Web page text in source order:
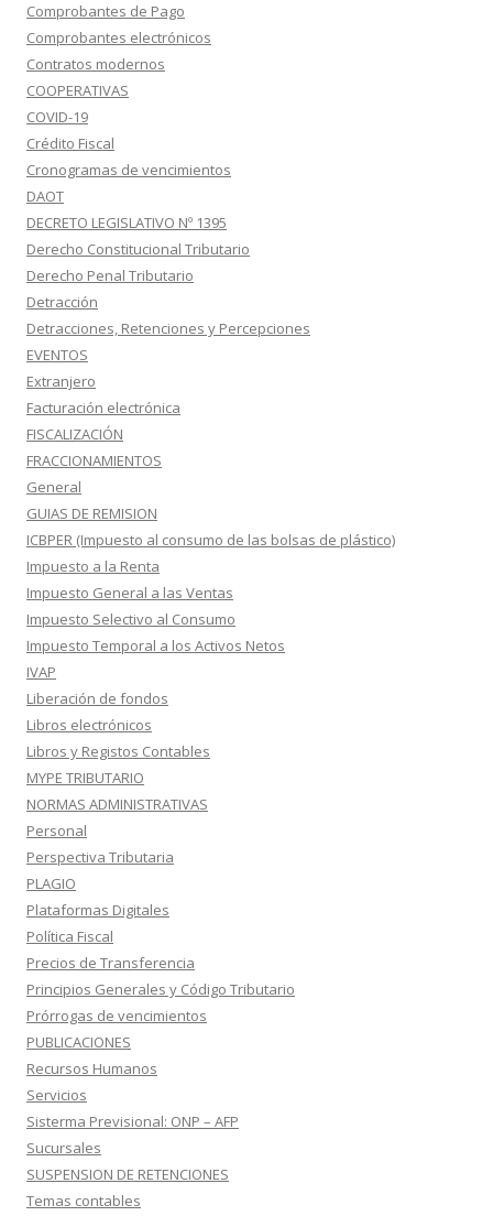
Comprobantes de Pago
Comprobantes electrónicos
Contratos modernos
COOPERATIVAS
COVID-19
Crédito Fiscal
Cronogramas de vencimientos
DAOT
DECRETO LEGISLATIVO Nº 1395
Derecho Constitucional Tributario
Derecho Penal Tributario
Detracción
Detracciones, Retenciones y Percepciones
EVENTOS
Extranjero
Facturación electrónica
FISCALIZACIÓN
FRACCIONAMIENTOS
General
GUIAS DE REMISION
ICBPER (Impuesto al consumo de las bolsas de plástico)
Impuesto a la Renta
Impuesto General a las Ventas
Impuesto Selectivo al Consumo
Impuesto Temporal a los Activos Netos
IVAP
Liberación de fondos
Libros electrónicos
Libros y Registos Contables
MYPE TRIBUTARIO
NORMAS ADMINISTRATIVAS
Personal
Perspectiva Tributaria
PLAGIO
Plataformas Digitales
Política Fiscal
Precios de Transferencia
Principios Generales y Código Tributario
Prórrogas de vencimientos
PUBLICACIONES
Recursos Humanos
Servicios
Sisterma Previsional: ONP – AFP
Sucursales
SUSPENSION DE RETENCIONES
Temas contables